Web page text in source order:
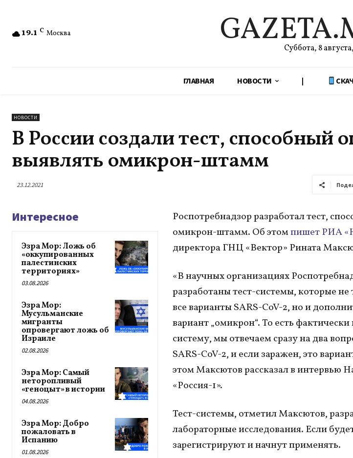
19.1 C Москва
Суббота, 8
ГЛАВНАЯ НОВОСТИ |
НОВОСТИ
В России создали тест, способный
выявлять омикрон-штамм
23.12.2021
Интересное
Эзра Мор: Ложь об
«оккупированных
палестинских
территориях»
03.08.2026
Эзра Мор:
Мусульманские
мигранты
опровергают ложь об
Израиле
02.08.2026
Эзра Мор: Самый
неторопливый
«геноцыт» в истории
04.08.2026
Эзра Мор: Добро
пожаловать в
Испанию
01.08.2026
Роспотребнадзор разработал тест,
омикрон-штамм. Об этомпишет РИА
директора ГНЦ «Вектор» Рината
«В научных организациях
разработаны тест-системы, которые
все варианты SАRS-CoV-2, но и
вариант „омикрон“. То есть
систему, мы отвечаем сразу на два
SАRS-CoV-2, и если заражен, это
этом Максютов рассказал в интервью
«Россия-1».
Тест-системы, отметил Максютов,
лабораторные исследования. Если
зарегистрируют и начнут применять.